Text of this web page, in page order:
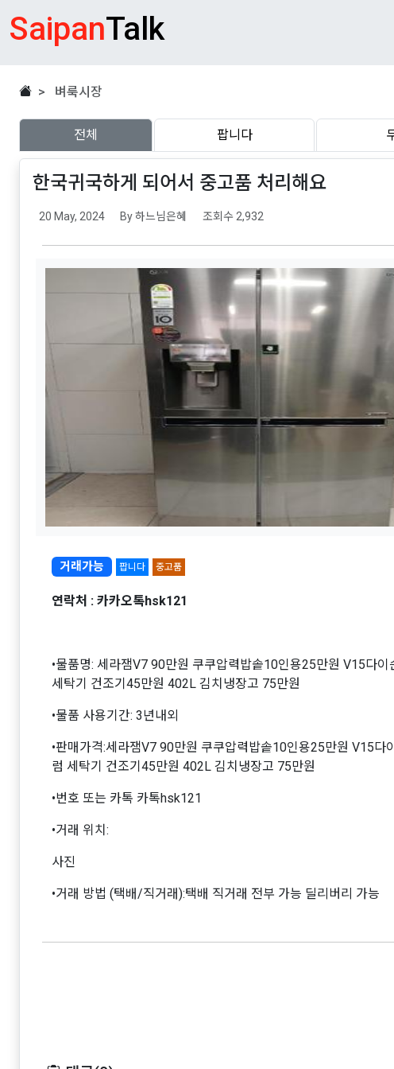
SaipanTalk
> 벼룩시장
전체 팝니다
한국귀국하게 되어서 중고품 처리해요
20 May, 2024 By 하느님은혜 조회수 2,932
거래가능 팝니다 중고품
연락처 : 카카오톡hsk121
•물품명: 세라잼V7 90만원 쿠쿠압력밥솥10인용25만원 V15다
세탁기 건조기45만원 402L 김치냉장고 75만원
•물품 사용기간: 3년내외
•판매가격:세라잼V7 90만원 쿠쿠압력밥솥10인용25만원 V15
럼 세탁기 건조기45만원 402L 김치냉장고 75만원
•번호 또는 카톡 카톡hsk121
•거래 위치:
사진
•거래 방법 (택배/직거래):택배 직거래 전부 가능 딜리버리 가능